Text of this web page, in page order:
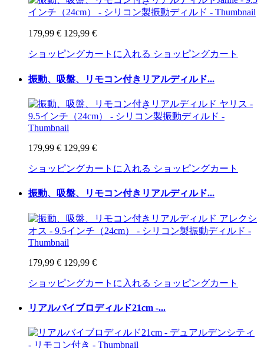
179,99 € 129,99 €
ショッピングカートに入れる ショッピングカート
振動、吸盤、リモコン付きリアルディルド...
179,99 € 129,99 €
ショッピングカートに入れる ショッピングカート
振動、吸盤、リモコン付きリアルディルド...
179,99 € 129,99 €
ショッピングカートに入れる ショッピングカート
リアルバイブロディルド21cm -...